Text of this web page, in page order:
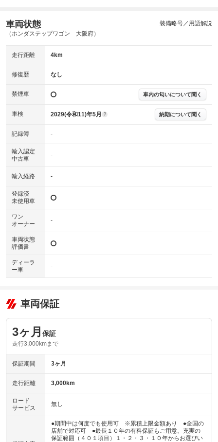
ABS その他
※グー故障診断は保証サービスではございません。購入時は必ず現車をご
※実際にお渡しする故障診断書につきましては、形式および表示項目が異
※グー故障診断書はあくまでも実施時点での診断結果となります。将来に
わたり車両状態を担保するものではありませんので、車両情報等の詳細は
車両状態
（ホンダステップワゴン 大阪府）
装備略号／用語解説
走行距離 4km
修復歴 なし
禁煙車 車内の匂いについて聞く
車検 2029(令和11)年5月 ? 納期について聞く
記録簿 -
輸入認定
中古車
-
輸入経路 -
登録済
未使用車
ワン
オーナー
-
車両状態
評価書
ディーラ
ー車
-
車両保証
3ヶ月 保証
走行3,000kmまで
保証期間 3ヶ月
走行距離 3,000km
ロード
サービス
無し
●期間中は何度でも使用可 ※累積上限金額あり ●全国の
店舗で対応可 ●最長１０年の有料保証もご用意。充実の
保証範囲（４０１項目）１・２・３・１０年からお選びい